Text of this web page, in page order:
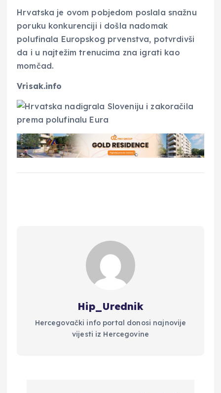
Hrvatska je ovom pobjedom poslala snažnu
poruku konkurenciji i došla nadomak
polufinala Europskog prvenstva, potvrdivši
da i u najtežim trenucima zna igrati kao
momčad.
Vrisak.info
Hip_Urednik
Hercegovački info portal donosi najnovije
vijesti iz Hercegovine